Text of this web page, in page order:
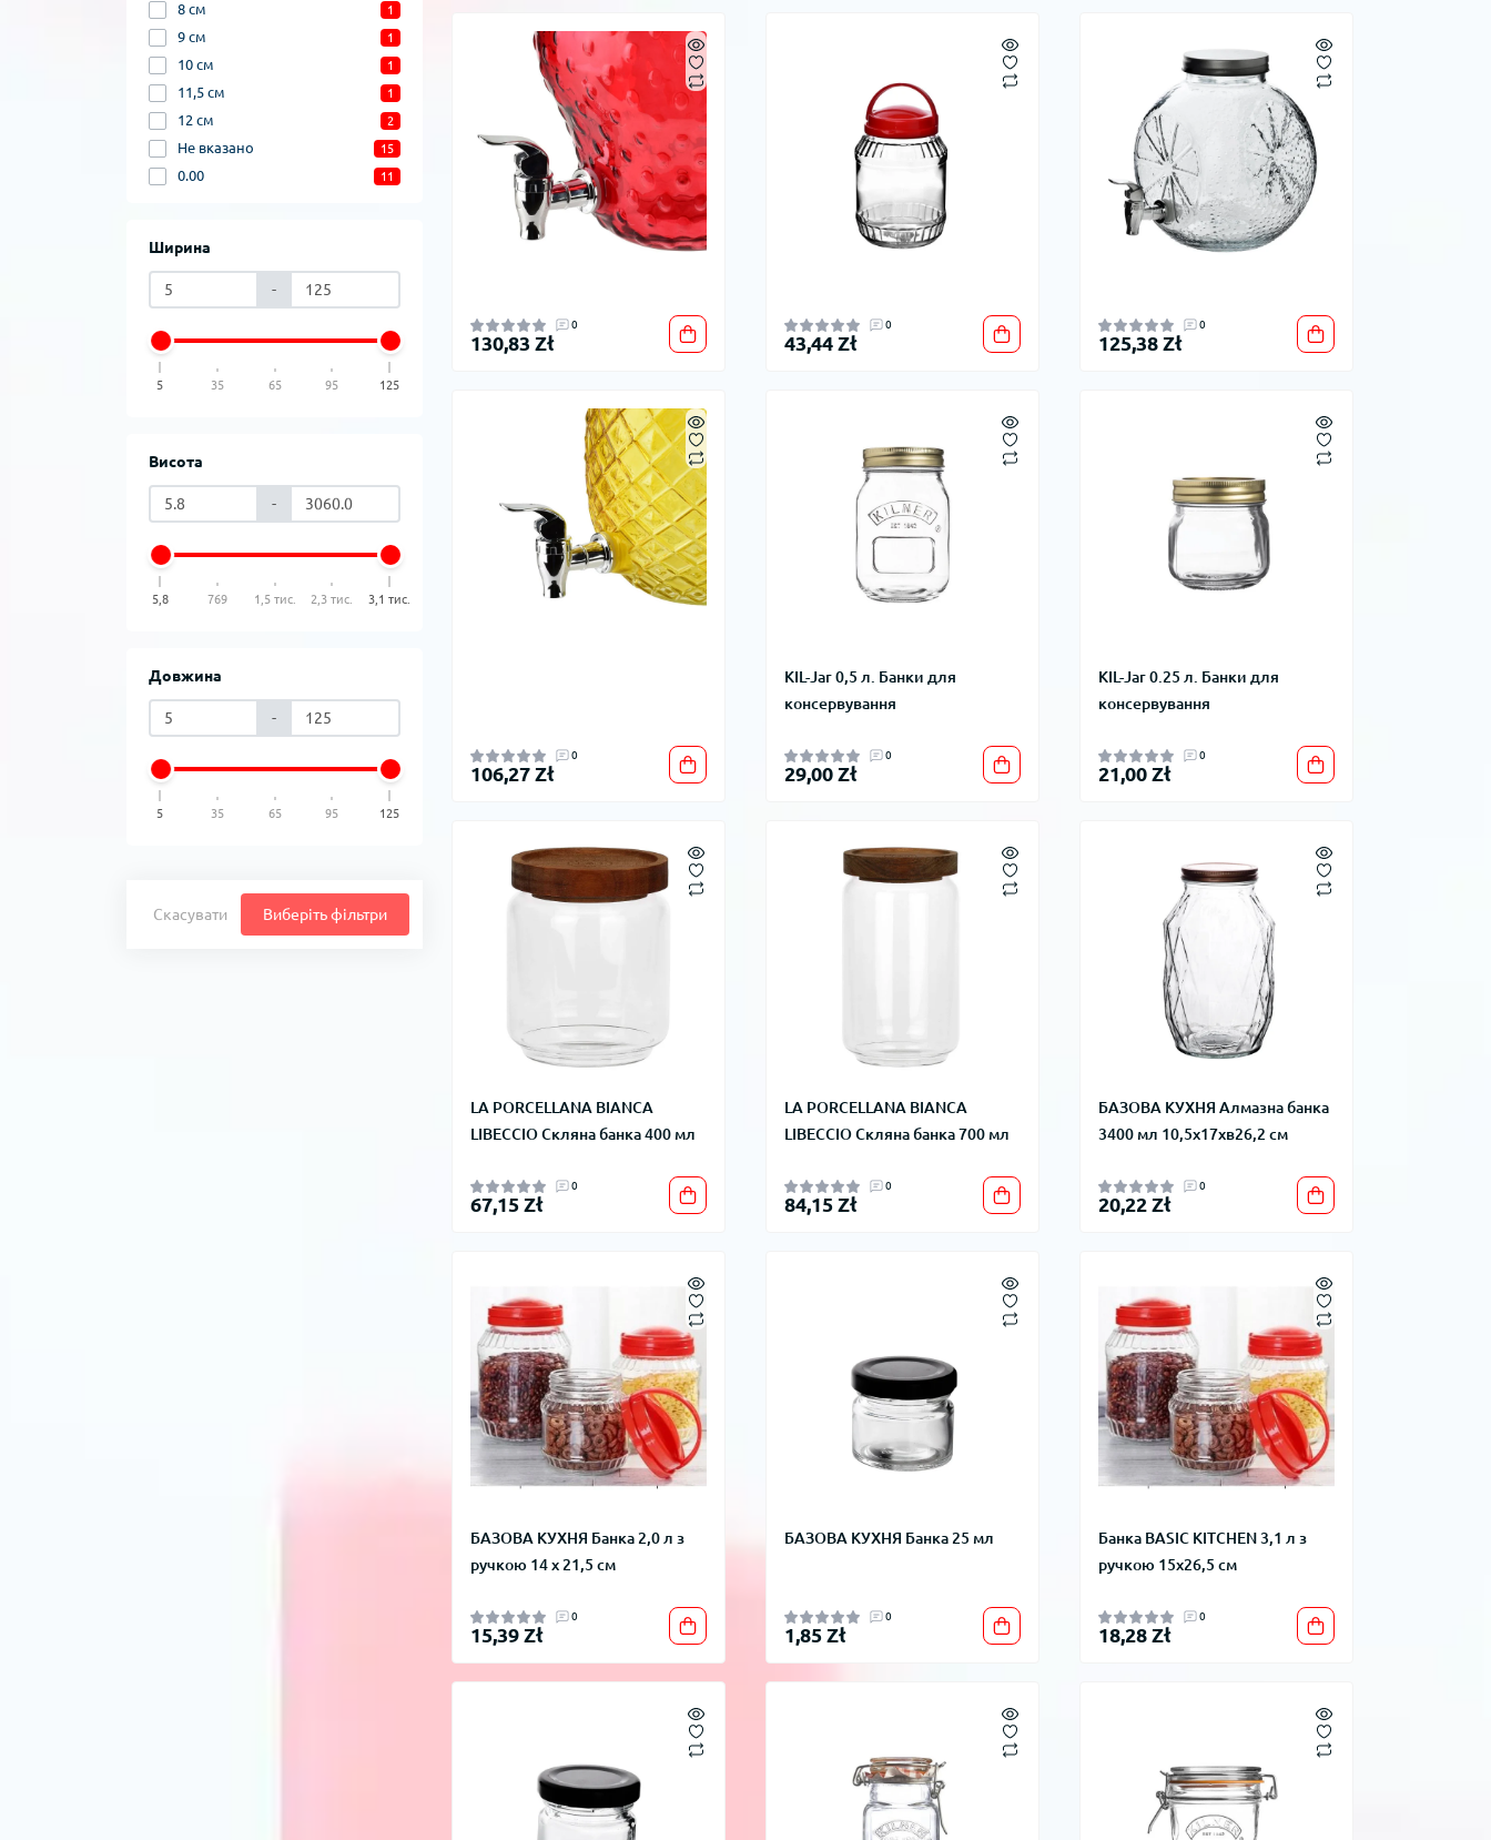
8 см 1
9 см 1
10 см 1
11,5 см 1
12 см 2
Не вказано 15
0.00 11
Ширина
-
5 35 65 95 125
Висота
-
5,8 769 1,5 тис. 2,3 тис. 3,1 тис.
Довжина
-
5 35 65 95 125
Скасувати Виберіть фільтри
0
130,83 Zł
0
43,44 Zł
0
125,38 Zł
0
106,27 Zł
KIL-Jar 0,5 л. Банки для
консервування
0
29,00 Zł
KIL-Jar 0.25 л. Банки для
консервування
0
21,00 Zł
LA PORCELLANA BIANCA
LIBECCIO Скляна банка 400 мл
0
67,15 Zł
LA PORCELLANA BIANCA
LIBECCIO Скляна банка 700 мл
0
84,15 Zł
БАЗОВА КУХНЯ Алмазна банка
3400 мл 10,5x17xв26,2 см
0
20,22 Zł
БАЗОВА КУХНЯ Банка 2,0 л з
ручкою 14 x 21,5 см
0
15,39 Zł
БАЗОВА КУХНЯ Банка 25 мл
0
1,85 Zł
Банка BASIC KITCHEN 3,1 л з
ручкою 15x26,5 см
0
18,28 Zł